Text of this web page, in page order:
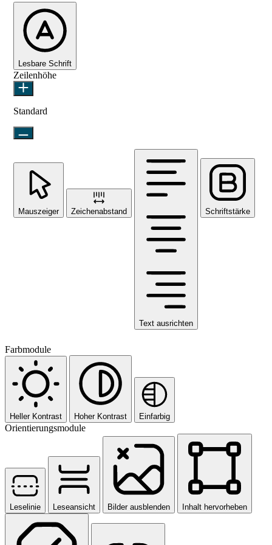
Lesbare Schrift
Zeilenhöhe
Standard
Mauszeiger Zeichenabstand
Text ausrichten
Schriftstärke
Farbmodule
Heller Kontrast Hoher Kontrast Einfarbig
Orientierungsmodule
Leselinie Leseansicht Bilder ausblenden Inhalt hervorheben